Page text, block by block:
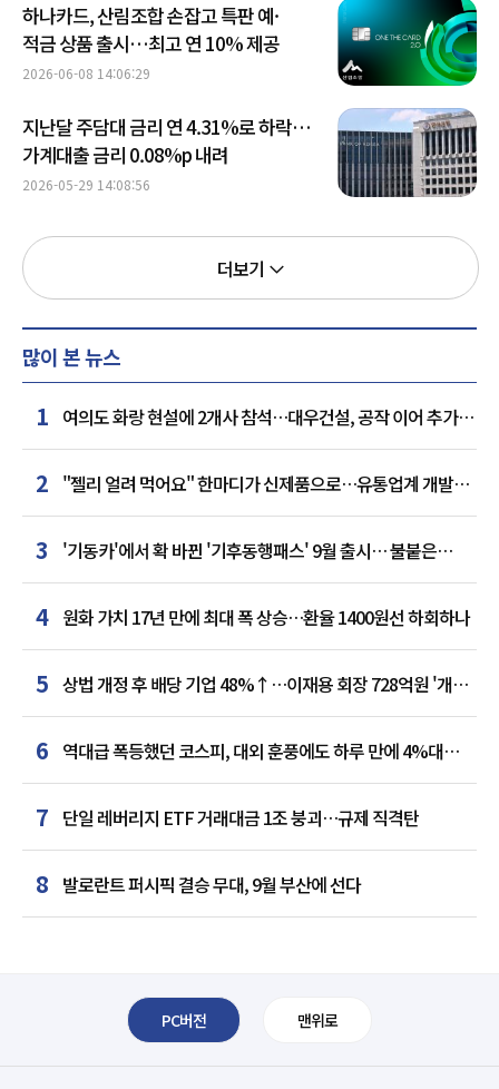
하나카드, 산림조합 손잡고 특판 예·
적금 상품 출시…최고 연 10% 제공
2026-06-08 14:06:29
지난달 주담대 금리 연 4.31%로 하락…
가계대출 금리 0.08%p 내려
2026-05-29 14:08:56
더보기
많이 본 뉴스
1 여의도 화랑 현설에 2개사 참석…대우건설, 공작 이어 추가
거점 확보하나
2 "젤리 얼려 먹어요" 한마디가 신제품으로…유통업계 개발실
된 SNS
3
'기동카'에서 확 바뀐 '기후동행패스' 9월 출시… 불붙은
카드사 경쟁
4 원화 가치 17년 만에 최대 폭 상승…환율 1400원선 하회하나
5 상법 개정 후 배당 기업 48%↑…이재용 회장 728억원 '개인
최다'
6 역대급 폭등했던 코스피, 대외 훈풍에도 하루 만에 4%대
급락
7 단일 레버리지 ETF 거래대금 1조 붕괴…규제 직격탄
8 발로란트 퍼시픽 결승 무대, 9월 부산에 선다
PC버전 맨위로